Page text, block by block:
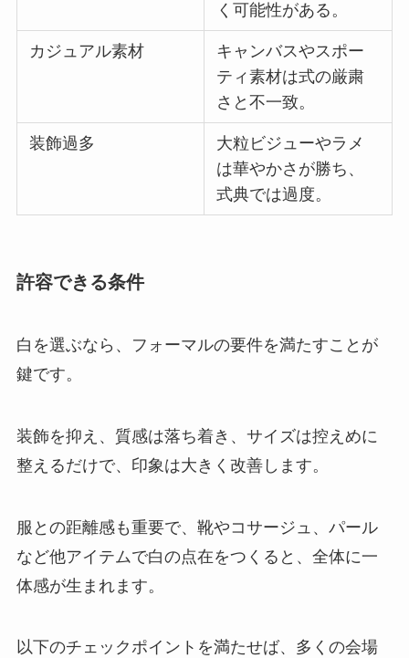
く可能性がある。
カジュアル素材
キャンバスやスポー
ティ素材は式の厳粛
さと不一致。
装飾過多
大粒ビジューやラメ
は華やかさが勝ち、
式典では過度。
許容できる条件
白を選ぶなら、フォーマルの要件を満たすことが
鍵です。
装飾を抑え、質感は落ち着き、サイズは控えめに
整えるだけで、印象は大きく改善します。
服との距離感も重要で、靴やコサージュ、パール
など他アイテムで白の点在をつくると、全体に一
体感が生まれます。
以下のチェックポイントを満たせば、多くの会場